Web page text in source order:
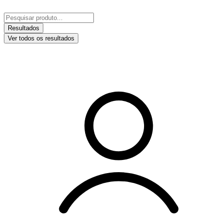
para
o
conteúdo
Pesquisar
...Resultados
Ver todos os resultados